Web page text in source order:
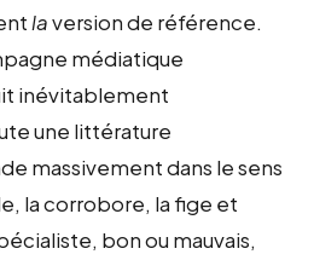
laversion de référence.
médiatique
inévitablement
une littérature
massivement dans le sens
la corrobore, la fige et
bon ou mauvais,